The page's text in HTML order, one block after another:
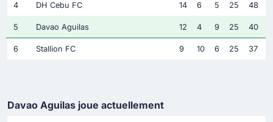
4 DH Cebu FC 14 6 5 25 48
5 Davao Aguilas 12 4 9 25 40
6 Stallion FC 9 10 6 25 37
Davao Aguilas joue actuellement